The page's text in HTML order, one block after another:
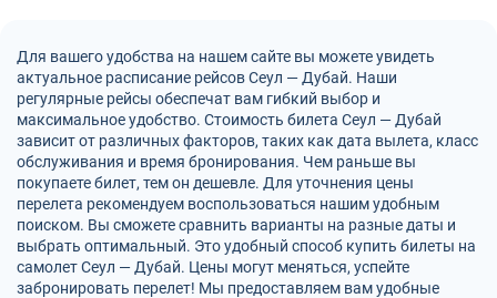
Для вашего удобства на нашем сайте вы можете увидеть
актуальное расписание рейсов Сеул — Дубай. Наши
регулярные рейсы обеспечат вам гибкий выбор и
максимальное удобство. Стоимость билета Сеул — Дубай
зависит от различных факторов, таких как дата вылета, класс
обслуживания и время бронирования. Чем раньше вы
покупаете билет, тем он дешевле. Для уточнения цены
перелета рекомендуем воспользоваться нашим удобным
поиском. Вы сможете сравнить варианты на разные даты и
выбрать оптимальный. Это удобный способ купить билеты на
самолет Сеул — Дубай. Цены могут меняться, успейте
забронировать перелет! Мы предоставляем вам удобные